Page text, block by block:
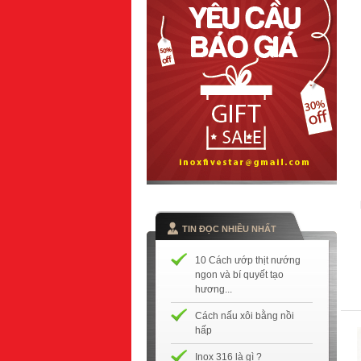
TIN ĐỌC NHIỀU NHẤT
10 Cách ướp thịt nướng
ngon và bí quyết tạo
hương...
Cách nấu xôi bằng nồi
hấp
Inox 316 là gì ?